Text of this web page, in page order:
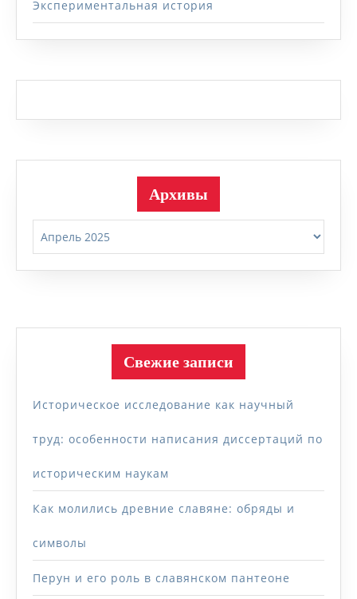
Экспериментальная история
Архивы
Свежие записи
Историческое исследование как научный
труд: особенности написания диссертаций по
историческим наукам
Как молились древние славяне: обряды и
символы
Перун и его роль в славянском пантеоне